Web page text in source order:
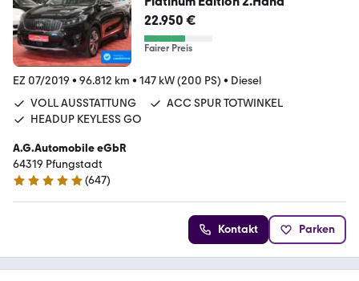
22.950 €
Fairer Preis
EZ 07/2019 • 96.812 km • 147 kW (200 PS) • Diesel
VOLL AUSSTATTUNG
ACC SPUR TOTWINKEL
HEADUP KEYLESS GO
A.G.Automobile eGbR
64319 Pfungstadt
4.9 Sterne
(647)
Kontakt Parken